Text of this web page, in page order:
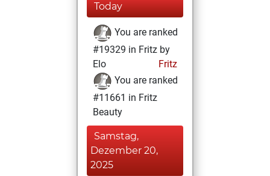
Today
You are ranked
#19329 in Fritz by
Elo
Fritz
You are ranked
#11661 in Fritz
Beauty
Samstag,
Dezember 20,
2025